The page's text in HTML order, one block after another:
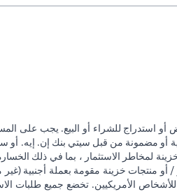
استدراج للشراء أو البيع. يجب على
أو مضمونة من قبل سيتي بنك إن. إيه. أو
لمخاطر الاستثمار ، بما في ذلك
منتجات خزينة مقومة بعملة أجنبية
للأشخاص الأمريكيين. تخضع جميع طلبات